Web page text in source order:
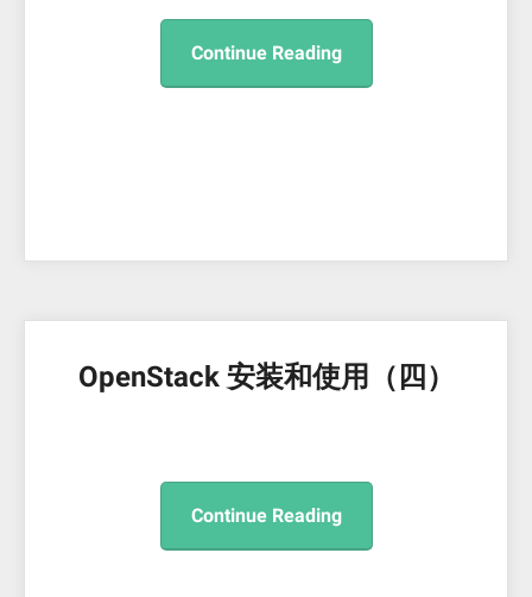
Continue Reading
OpenStack 安装和使用（四）
Continue Reading